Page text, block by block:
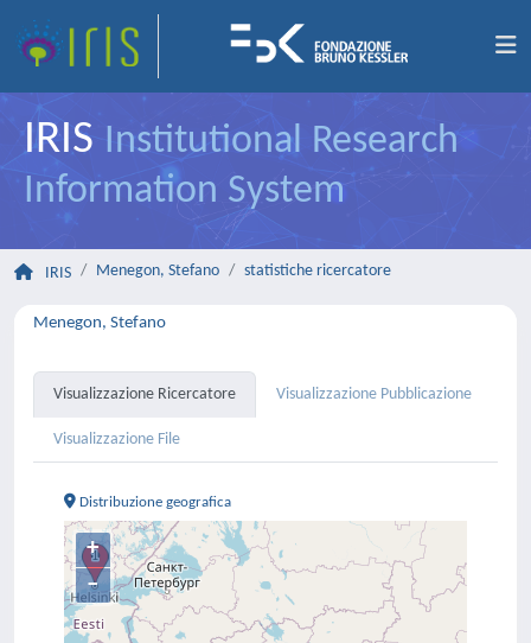
IRIS Institutional Research
Information System
IRIS Menegon, Stefano statistiche ricercatore
Menegon, Stefano
Visualizzazione Ricercatore Visualizzazione Pubblicazione
Visualizzazione File
Distribuzione geografica
+
–